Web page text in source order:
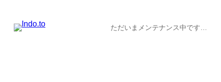
ただいまメンテナンス中です…